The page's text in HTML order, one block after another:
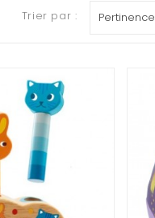
Trier par : Pertinence